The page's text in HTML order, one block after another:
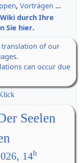
, Vorträgen ...
durch Ihre
Sie hier.
of our
can occur due
Seelen
14h